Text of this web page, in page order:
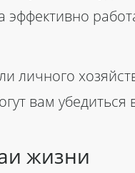
личного
вам убедиться
жизни